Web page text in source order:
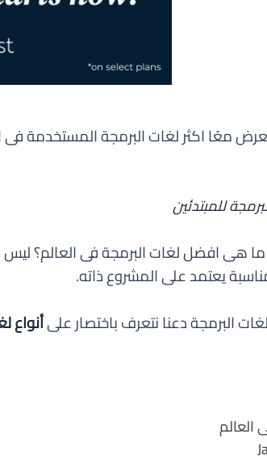
معًا اكثر لغات البرمجة المستخدمة فى
للمبتدئين
ما هى افضل لغات البرمجة فى العالم؟
يعتمد على المشروع ذاته.
البرمجة دعنا نتعرف باختصار علىأنواع
العالم